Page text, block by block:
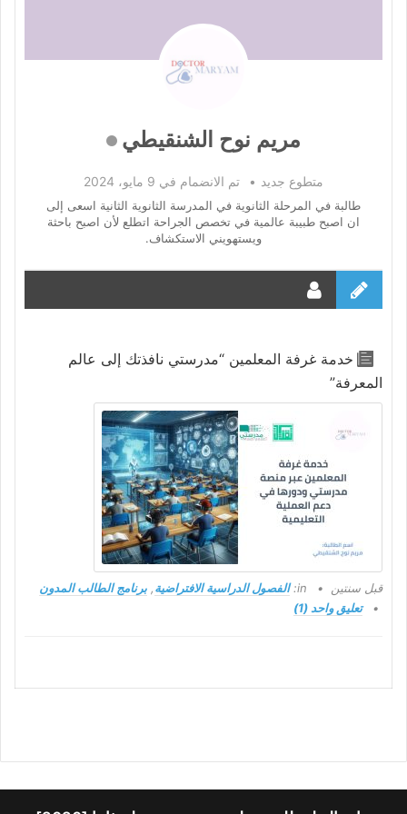
مريم نوح الشنقيطي
متطوع جديد • تم الانضمام في 9 مايو، 2024
طالبة في المرحلة الثانوية في المدرسة الثانوية الثانية اسعى إلى
ان اصبح طبيبة عالمية في تخصص الجراحة اتطلع لأن اصبح باحثة
ويستهويني الاستكشاف.
خدمة غرفة المعلمين “مدرستي نافذتك إلى عالم
المعرفة”
قبل سنتين in: الفصول الدراسية الافتراضية, برنامج الطالب المدون
تعليق واحد (1)